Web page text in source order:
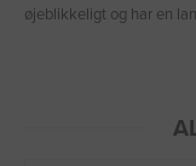
øjeblikkeligt og har en